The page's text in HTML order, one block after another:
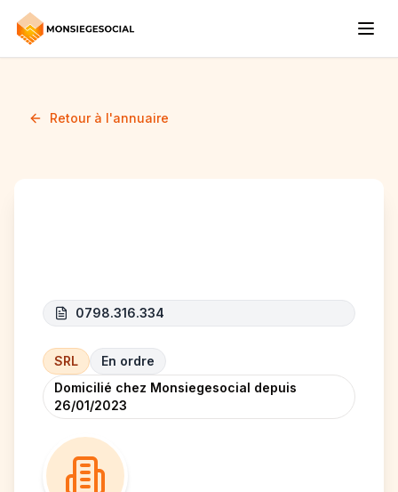
Retour à l'annuaire
0798.316.334
SRL
En ordre
Domicilié chez Monsiegesocial depuis
26/01/2023